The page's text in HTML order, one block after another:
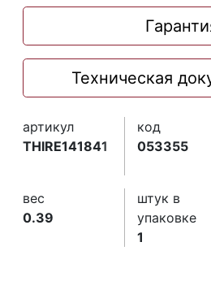
Техническая
артикул
THIRE141841
код
053355
вес
0.39
штук в
упаковке
1